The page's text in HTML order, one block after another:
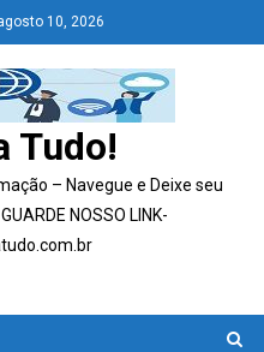
10, 2026
Tudo!
– Navegue e Deixe seu
NOSSO LINK-